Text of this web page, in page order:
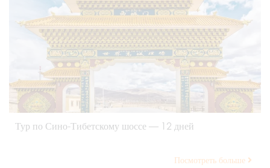
Тур по Сино-Тибетскому шоссе — 12 дней
Посмотреть больше